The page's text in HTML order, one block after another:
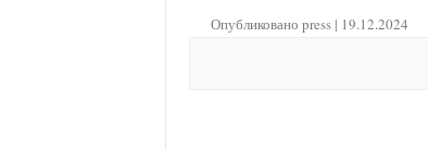
Опубликовано press | 19.12.2024